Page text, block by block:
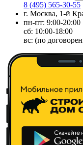
8 (495) 565-30-55
г. Москва, 1-й
пн-пт: 9:00-20:00
сб: 10:00-18:00
вс: (по